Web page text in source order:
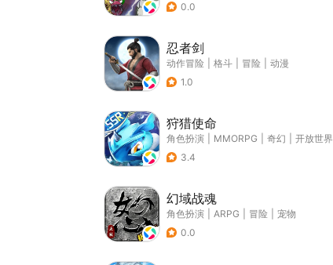
0.0
忍者剑
动作冒险 格斗 冒险
动漫
1.0
狩猎使命
角色扮演 MMORPG 奇幻
开放世界
3.4
幻域战魂
角色扮演 ARPG 冒险
宠物
0.0